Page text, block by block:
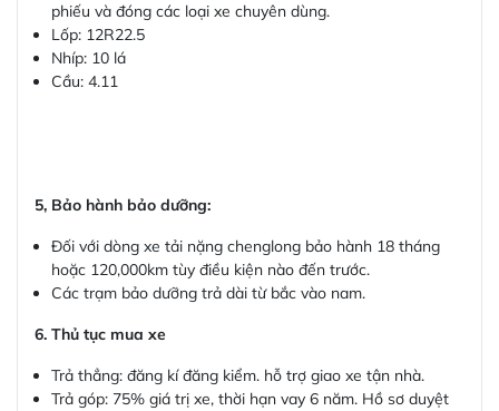
phiếu và đóng các loại xe chuyên dùng.
Lốp: 12R22.5
Nhíp: 10 lá
Cầu: 4.11
5, Bảo hành bảo dưỡng:
Đối với dòng xe tải nặng chenglong bảo hành 18 tháng
hoặc 120,000km tùy điều kiện nào đến trước.
Các trạm bảo dưỡng trả dài từ bắc vào nam.
6. Thủ tục mua xe
Trả thẳng: đăng kí đăng kiểm. hỗ trợ giao xe tận nhà.
Trả góp: 75% giá trị xe, thời hạn vay 6 năm. Hồ sơ duyệt